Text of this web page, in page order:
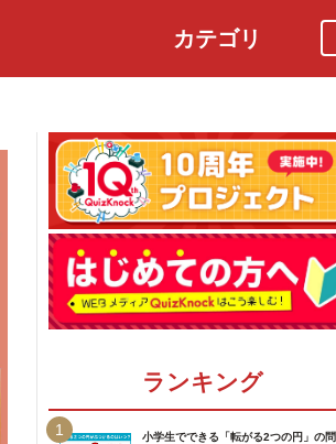
カテゴリ
ランキング
1
小学生でできる「転がる2つの円」の問